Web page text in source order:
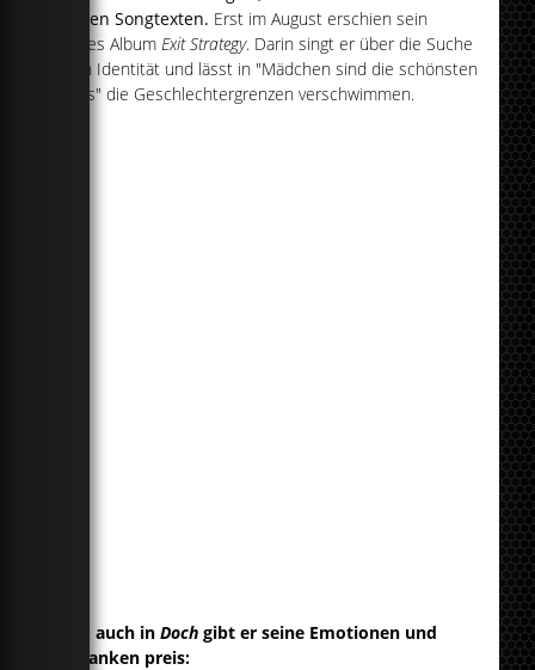
seinen Songtexten. Erst im August erschien sein
drittes AlbumExit Strategy. Darin singt er über die Suche
nach Identität und lässt in "Mädchen sind die schönsten
Jungs" die Geschlechtergrenzen verschwimmen.
Und auch inDoch gibt er seine Emotionen und
Gedanken preis: